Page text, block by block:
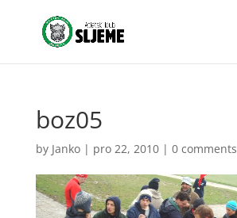
boz05
by Janko| pro 22, 2010| 0 comments